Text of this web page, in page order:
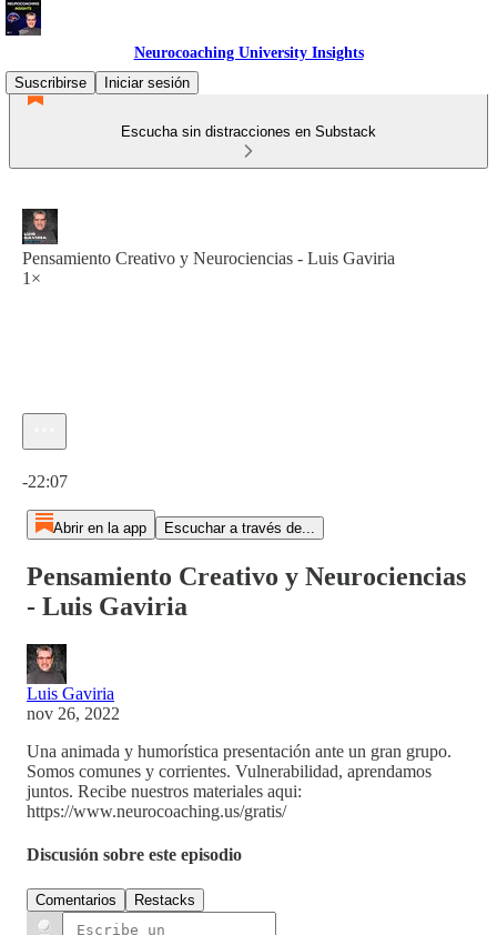
Neurocoaching University Insights
Suscribirse
Iniciar sesión
Escucha sin distracciones en Substack
Pensamiento Creativo y Neurociencias - Luis Gaviria
1×
-22:07
Abrir en la app Escuchar a través de...
Pensamiento Creativo y Neurociencias
- Luis Gaviria
Luis Gaviria
nov 26, 2022
Una animada y humorística presentación ante un gran grupo.
Somos comunes y corrientes. Vulnerabilidad, aprendamos
juntos. Recibe nuestros materiales aqui:
https://www.neurocoaching.us/gratis/
Discusión sobre este episodio
Comentarios Restacks